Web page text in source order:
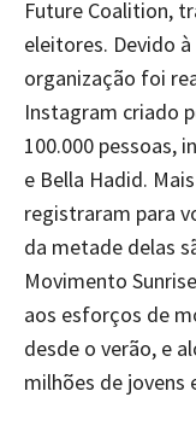
Future Coalition,
eleitores. Devido à
organização foi
Instagram criado
100.000 pessoas,
e Bella Hadid.
registraram para
da metade delas
Movimento
aos esforços de
desde o verão, e
milhões de jovens